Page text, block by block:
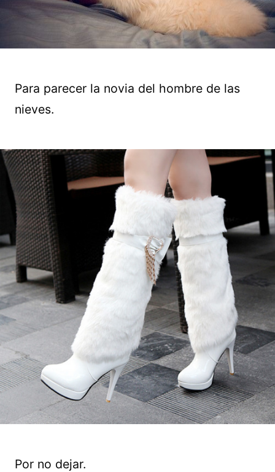
Para parecer la novia del hombre de las
nieves.
Por no dejar.